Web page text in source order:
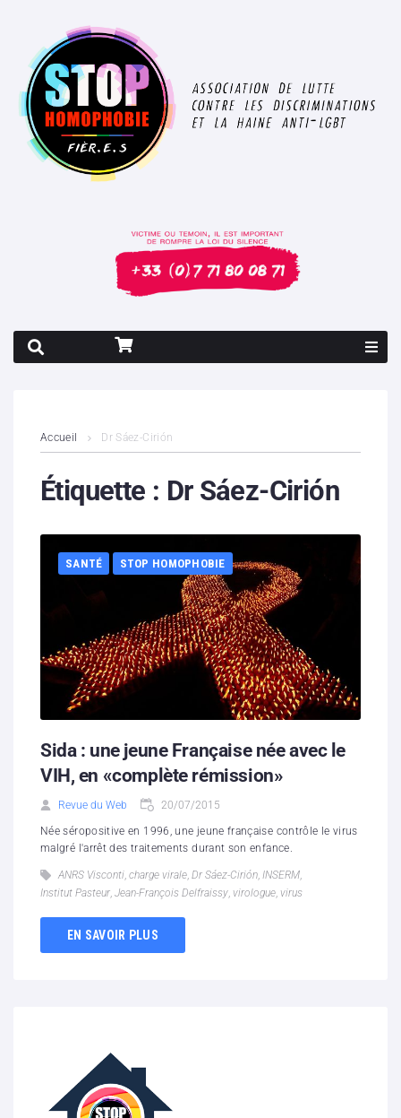
Contenus litigieux
Boutique
Contacts
Hébergement solidaire
Accueil Dr Sáez-Cirión
Étiquette : Dr Sáez-Cirión
SANTÉ STOP HOMOPHOBIE
Sida : une jeune Française née avec le
VIH, en «complète rémission»
Revue du Web 20/07/2015
Née séropositive en 1996, une jeune française contrôle le virus
malgré l'arrêt des traitements durant son enfance.
ANRS Visconti, charge virale, Dr Sáez-Cirión, INSERM,
Institut Pasteur, Jean-François Delfraissy, virologue, virus
EN SAVOIR PLUS